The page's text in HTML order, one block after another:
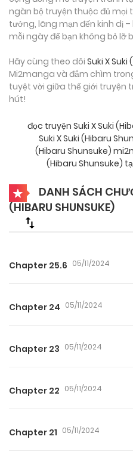
ngàn bộ truyện thuộc đủ mọi
tưởng, lãng mạn đến kinh dị
mỗi ngày để bạn không bỏ lỡ
Hãy cùng theo dõi Suki X
Mi2manga và đắm chìm
tuyệt vời giữa thế giới truyện
hút!
đọc truyện Suki X Suki
Suki X Suki (Hibaru
(Hibaru Shunsuke)
(Hibaru Shunsuke)
DANH SÁCH
(HIBARU SHUNSUKE)
Chapter 25.6 05/11/2024
Chapter 24 05/11/2024
Chapter 23 05/11/2024
Chapter 22 05/11/2024
Chapter 21 05/11/2024